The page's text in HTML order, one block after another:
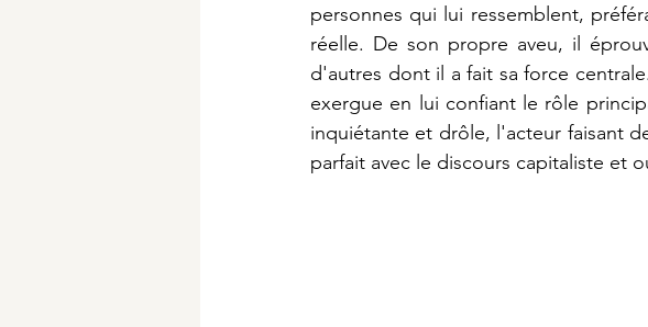
personnes qui lui ressemblent,
réelle. De son propre aveu, il
d'autres dont il a fait sa force
exergue en lui confiant le rôle
inquiétante et drôle, l'acteur faisant
parfait avec le discours capitaliste et